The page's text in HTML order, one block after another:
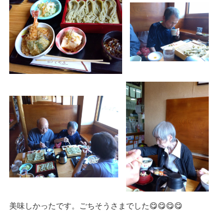
美味しかったです。ごちそうさまでした😋😋😋😋